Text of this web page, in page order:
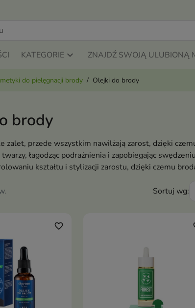
KATEGORIE ZNAJDŹ SWOJĄ ULUBIONĄ
do pielęgnacji brody Olejki do brody
brody
zalet, przede wszystkim nawilżają zarost, dzięki
łagodząc podrażnienia i zapobiegając
kształtu i stylizacji zarostu, dzięki czemu
Sortuj wg:
favorite_border